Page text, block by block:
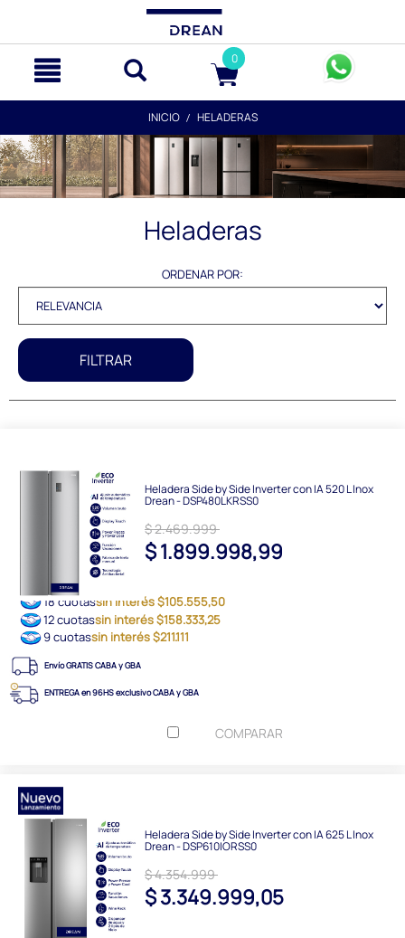
0
INICIO HELADERAS
Heladeras
ORDENAR POR:
FILTRAR
Heladera Side by Side Inverter con IA 520 L Inox
Drean - DSP480LKRSS0
$ 2.469.999
$ 1.899.998,99
18 cuotassin interés $105.555,50
12 cuotassin interés $158.333,25
9 cuotassin interés $211.111
Envío GRATIS CABA y GBA
ENTREGA en 96HS exclusivo CABA y GBA
COMPARAR
Heladera Side by Side Inverter con IA 625 L Inox
Drean - DSP610IORSS0
$ 4.354.999
$ 3.349.999,05